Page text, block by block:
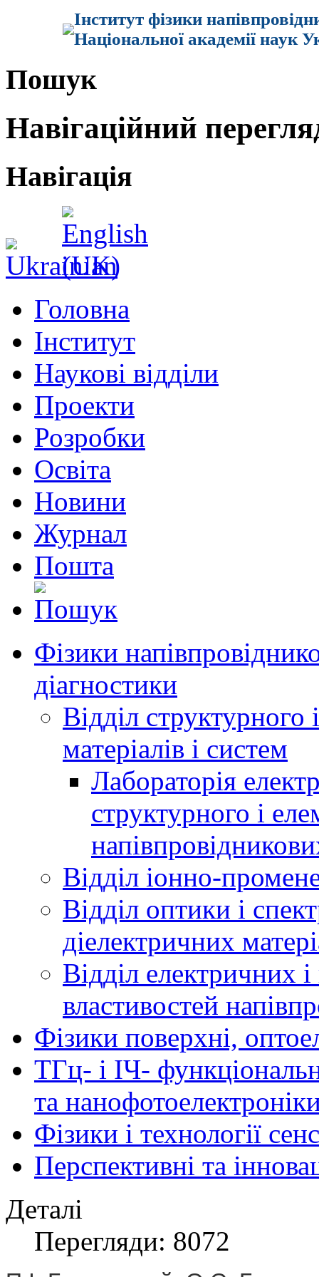
Інститут фізики
Національної академії наук
Пошук
Навігаційний
Навігація
Головна
Інститут
Наукові відділи
Проекти
Розробки
Освіта
Новини
Журнал
Пошта
Фізики
діагностики
Відділ структурного
матеріалів і систем
Лабораторія
структурного і
Відділ іонно-
Відділ оптики і
діелектричних
Відділ електричних
властивостей
Фізики поверхні,
ТГц- і ІЧ-
та
Фізики і технології
Перспективні та
Деталі
Перегляди: 8072